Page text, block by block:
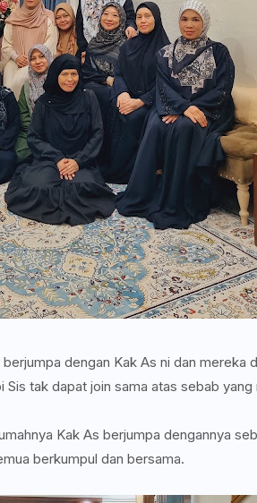
dengan Kak As ni dan mereka
tak dapat join sama atas sebab
Kak As berjumpa dengannya
berkumpul dan bersama.